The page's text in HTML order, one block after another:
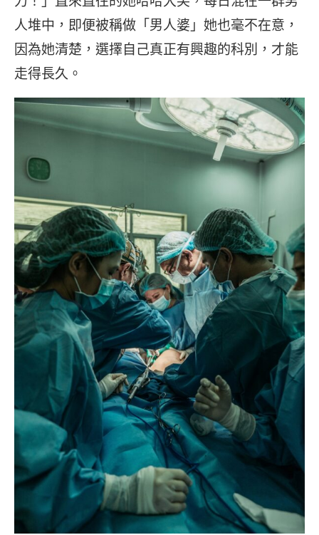
人堆中，即便被稱做「男人婆」她也毫不在意，
因為她清楚，選擇自己真正有興趣的科別，才能
走得長久。